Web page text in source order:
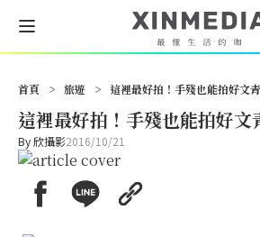
首頁 > 旅遊 > 這裡最好拍！手殘也能拍好文
這裡最好拍！手殘也能拍好文
By欣攝影2016/10/21